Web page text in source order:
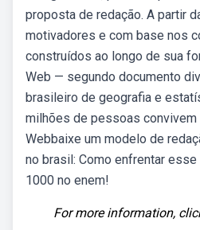
proposta de redação. A partir
motivadores e com base nos
construídos ao longo de sua
Web — segundo documento
brasileiro de geografia e
milhões de pessoas convivem
Webbaixe um modelo de
no brasil: Como enfrentar
1000 no enem!
For more information,